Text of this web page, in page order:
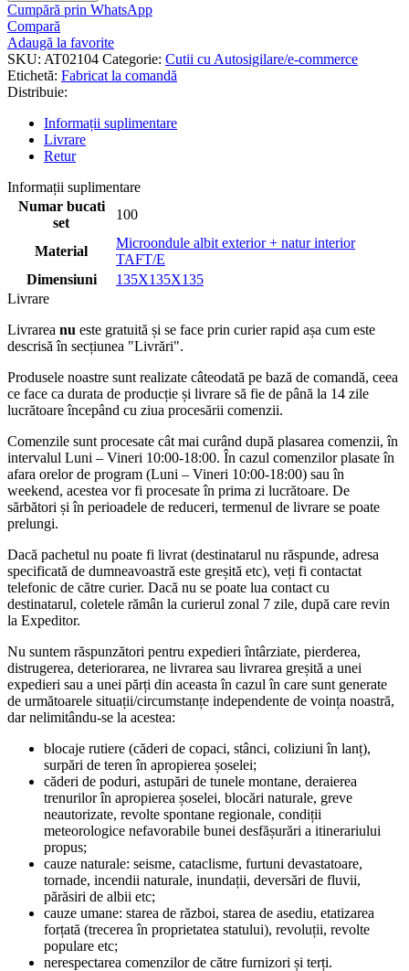
Cumpără prin WhatsApp
Compară
Adaugă la favorite
SKU: AT02104 Categorie: Cutii cu Autosigilare/e-commerce
Etichetă: Fabricat la comandă
Distribuie:
Informații suplimentare
Livrare
Retur
Informații suplimentare
Numar bucati
set
100
Material
Microondule albit exterior + natur interior
TAFT/E
Dimensiuni
135X135X135
Livrare
Livrarea nu este gratuită și se face prin curier rapid așa cum este
descrisă în secțiunea "Livrări".
Produsele noastre sunt realizate câteodată pe bază de comandă, ceea
ce face ca durata de producție și livrare să fie de până la 14 zile
lucrătoare începând cu ziua procesării comenzii.
Comenzile sunt procesate cât mai curând după plasarea comenzii, în
intervalul Luni – Vineri 10:00-18:00. În cazul comenzilor plasate în
afara orelor de program (Luni – Vineri 10:00-18:00) sau în
weekend, acestea vor fi procesate în prima zi lucrătoare. De
sărbători și în perioadele de reduceri, termenul de livrare se poate
prelungi.
Dacă pachetul nu poate fi livrat (destinatarul nu răspunde, adresa
specificată de dumneavoastră este greșită etc), veți fi contactat
telefonic de către curier. Dacă nu se poate lua contact cu
destinatarul, coletele rămân la curierul zonal 7 zile, după care revin
la Expeditor.
Nu suntem răspunzători pentru expedieri întârziate, pierderea,
distrugerea, deteriorarea, ne livrarea sau livrarea greșită a unei
expedieri sau a unei părți din aceasta în cazul în care sunt generate
de următoarele situații/circumstanțe independente de voința noastră,
dar nelimitându-se la acestea:
blocaje rutiere (căderi de copaci, stânci, coliziuni în lanț),
surpări de teren în apropierea șoselei;
căderi de poduri, astupări de tunele montane, deraierea
trenurilor în apropierea șoselei, blocări naturale, greve
neautorizate, revolte spontane regionale, condiții
meteorologice nefavorabile bunei desfășurări a itinerariului
propus;
cauze naturale: seisme, cataclisme, furtuni devastatoare,
tornade, incendii naturale, inundații, deversări de fluvii,
părăsiri de albii etc;
cauze umane: starea de război, starea de asediu, etatizarea
forțată (trecerea în proprietatea statului), revoluții, revolte
populare etc;
nerespectarea comenzilor de către furnizori și terți.